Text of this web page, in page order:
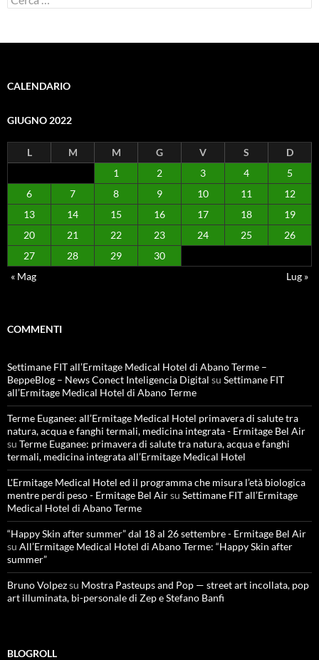
per:
CALENDARIO
GIUGNO 2022
L M M G V S
D
1
2 3 4
5
6
7 8 9 10 11
12
13
14 15 16 17 18
19
20
21 22 23 24 25
26
27
28 29
30
« Mag
Lug »
COMMENTI
Settimane FIT all’Ermitage Medical Hotel di Abano Terme –
BeppeBlog – News Conect Inteligencia Digital su Settimane FIT
all’Ermitage Medical Hotel di Abano Terme
Terme Euganee: all’Ermitage Medical Hotel primavera di salute tra
natura, acqua e fanghi termali, medicina integrata - Ermitage Bel Air
su Terme Euganee: primavera di salute tra natura, acqua e fanghi
termali, medicina integrata all’Ermitage Medical Hotel
L'Ermitage Medical Hotel ed il programma che misura l’età biologica
mentre perdi peso - Ermitage Bel Airsu Settimane FIT all’Ermitage
Medical Hotel di Abano Terme
“Happy Skin after summer” dal 18 al 26 settembre - Ermitage Bel Air
su All’Ermitage Medical Hotel di Abano Terme: “Happy Skin after
summer”
Bruno Volpezsu Mostra Pasteups and Pop — street art incollata, pop
art illuminata, bi-personale di Zep e Stefano Banfi
BLOGROLL